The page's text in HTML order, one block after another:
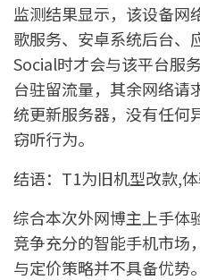
监测结果显示，该设备网
歌服务、安卓系统后台
Social时才会与该平台服
台驻留流量，其余网络请
统更新服务器，没有任何
窃听行为。
结语：T1为旧机型改款,
综合本次外网博主上手体
竞争充分的智能手机市场
与定价策略并不具备优势。